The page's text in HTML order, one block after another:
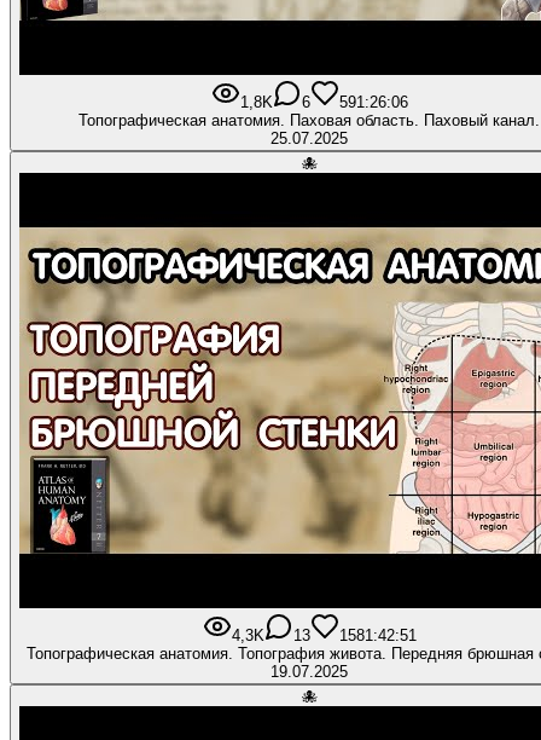
1,8K 6 591:26:06
Топографическая анатомия. Паховая область. Паховый канал.
25.07.2025
🐙
4,3K 13 1581:42:51
Топографическая анатомия. Топография живота. Передняя брюшная
19.07.2025
🐙